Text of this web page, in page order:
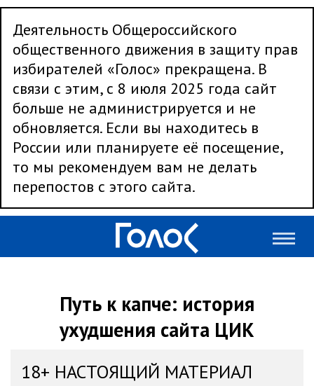
Деятельность Общероссийского
общественного движения в защиту прав
избирателей «Голос» прекращена. В
связи с этим, с 8 июля 2025 года сайт
больше не администрируется и не
обновляется. Если вы находитесь в
России или планируете её посещение,
то мы рекомендуем вам не делать
перепостов с этого сайта.
Путь к капче: история
ухудшения сайта ЦИК
18+ НАСТОЯЩИЙ МАТЕРИАЛ